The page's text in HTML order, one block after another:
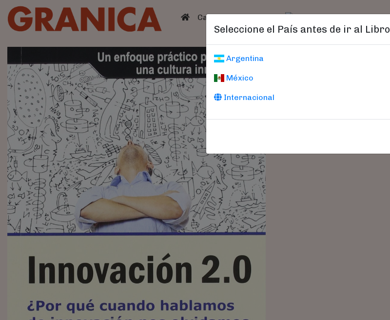
(current)
Catálogo Catálogo
Seleccione el País antes de ir al Libro
Argentina
México
Internacional